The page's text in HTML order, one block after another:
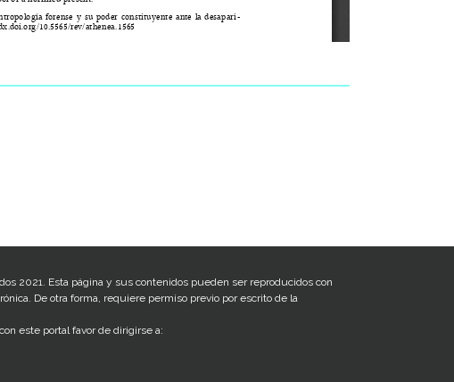
2021. Esta página y sus contenidos pueden ser reproducidos con
De otra forma, requiere permiso previo por escrito de la
este portal favor de dirigirse a: